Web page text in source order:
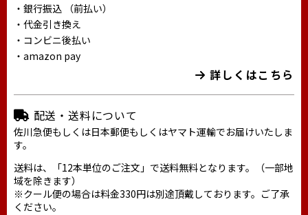
・銀行振込 （前払い）
・代金引き換え
・コンビニ後払い
・amazon pay
詳しくはこちら
配送・送料について
佐川急便もしくは日本郵便もしくはヤマト運輸でお届けいたしま
す。
送料は、「12本単位のご注文」で送料無料となります。（一部地
域を除きます）
※クール便の場合は料金330円は別途頂戴しております。ご了承
ください。